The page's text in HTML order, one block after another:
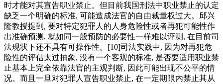
时才能对其宣告职业禁止。但目前我国刑法中职业禁止的认定
缺乏一个明确的标准, 可能造成法官的自由裁量权过大。邱兴
隆教授提到, 要对特定犯罪人的人身危险性或者再犯可能性作
出准确预测, 就如同一般预防的必要性一样难以评测, 在目前司
法现状下还不具有可操作性。[10]司法实践中, 因为对再犯危
险性的评估太过抽象, 没有一个客观的标准, 是否要适用职业禁
止基本上完全依靠法官的主观判断, 因此可能出现不公平的情
况。而且一旦对犯罪人宣告职业禁止, 在一定期限内禁止其从